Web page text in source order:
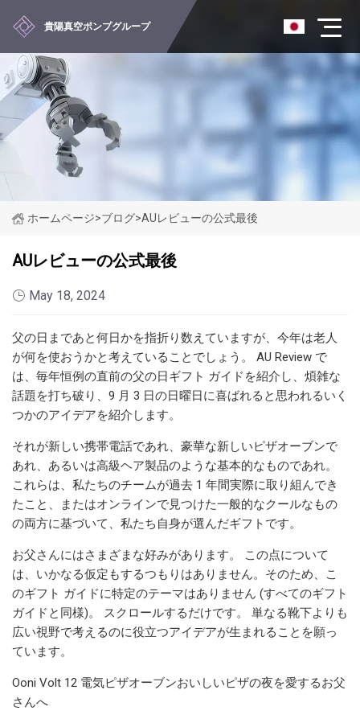
貴陽真空ポンプグループ
ホームページ>ブログ>AUレビューの公式最後
AUレビューの公式最後
May 18, 2024
父の日まであと何日かを指折り数えていますが、今年は老人
が何を使おうかと考えていることでしょう。 AU Review で
は、毎年恒例の直前の父の日ギフト ガイドを紹介し、煩雑な
話題を打ち破り、9 月 3 日の日曜日に喜ばれると思われるいく
つかのアイデアを紹介します。
それが新しい携帯電話であれ、豪華な新しいピザオーブンで
あれ、あるいは高級ヘア製品のような基本的なものであれ。
これらは、私たちのチームが過去 1 年間実際に取り組んでき
たこと、またはオンラインで見つけた一般的なクールなもの
の両方に基づいて、私たち自身が選んだギフトです。
お父さんにはさまざまな好みがあります。 この点について
は、いかなる仮定もするつもりはありません。そのため、こ
のギフト ガイドに特定のテーマはありません (すべてのギフト
ガイドと同様)。 スクロールするだけです。 単なる靴下よりも
広い視野で考えるのに役立つアイデアが生まれることを願っ
ています。
Ooni Volt 12 電気ピザオーブンおいしいピザの夜を愛するお父
さんへ